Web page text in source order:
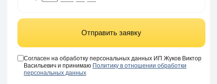
Отправить заявку
Согласен на обработку персональных данных ИП Жуков Виктор
Васильевич и принимаю Политику в отношении обработки
персональных данных